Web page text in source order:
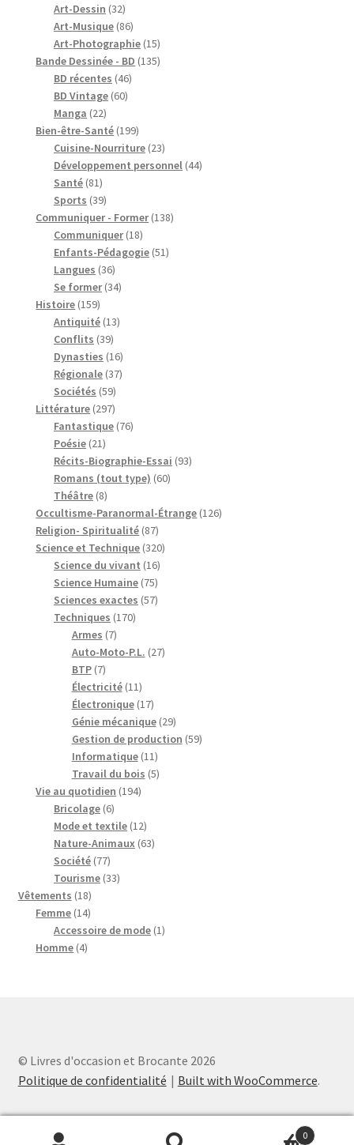
produits
Art-Dessin 3232
produits
Art-Musique 8686
produits
Art-Photographie 1515
produits
Bande Dessinée - BD 135135
BD récentes 4646
BD Vintage 6060
Manga 2222
produits
Bien-être-Santé 199199
produits
Cuisine-Nourriture 2323
produits
Développement personnel 4444
Santé 8181
produits
Sports 3939
produits
Communiquer - Former 138138
Communiquer 1818
produits
Enfants-Pédagogie 5151
Langues 3636
produits
Se former 3434
Histoire 159159
produits
Antiquité 1313
Conflits 3939
produits
Dynasties 1616
produits
Régionale 3737
Sociétés 5959
produits
Littérature 297297
produits
Fantastique 7676
Poésie 2121
produits
Récits-Biographie-Essai 9393
Romans (tout type) 6060
Théâtre 88
produits
Occultisme-Paranormal-Étrange 126126
Religion- Spiritualité 8787
produits
Science et Technique 320320
Science du vivant 1616
produits
Science Humaine 7575
produits
Sciences exactes 5757
Techniques 170170
Armes 77
produits
Auto-Moto-P.L. 2727
BTP 77
produits
Électricité 1111
produits
Électronique 1717
produits
Génie mécanique 2929
produits
Gestion de production 5959
Informatique 1111
produits
Travail du bois 55
Vie au quotidien 194194
Bricolage 66
produits
Mode et textile 1212
produits
Nature-Animaux 6363
Société 7777
produits
Tourisme 3333
Vêtements 1818
produits
Femme 1414
produits
Accessoire de mode 11
Homme 44
© Livres d'occasion et Brocante 2026
Politique de confidentialité
Built with WooCommerce.
0